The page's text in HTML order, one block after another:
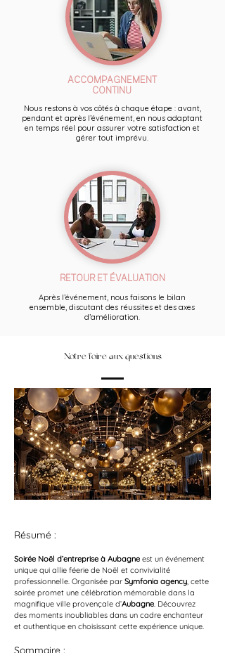
ACCOMPAGNEMENT
CONTINU
Nous restons à vos côtés à chaque étape : avant,
pendant et après l’événement, en nous adaptant
en temps réel pour assurer votre satisfaction et
gérer tout imprévu.
RETOUR ET ÉVALUATION
Après l’événement, nous faisons le bilan
ensemble, discutant des réussites et des axes
d’amélioration.
Notre foire aux questions
Résumé :
Soirée Noël d’entreprise à Aubagne est un événement
unique qui allie féerie de Noël et convivialité
professionnelle. Organisée par Symfonia agency, cette
soirée promet une célébration mémorable dans la
magnifique ville provençale d’Aubagne. Découvrez
des moments inoubliables dans un cadre enchanteur
et authentique en choisissant cette expérience unique.
Sommaire :